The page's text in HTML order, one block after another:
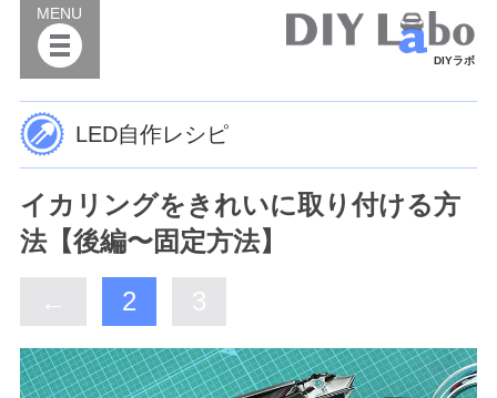
DIYラボ
MENU
LED自作レシピ
イカリングをきれいに取り付ける方
法【後編〜固定方法】
←
2 3